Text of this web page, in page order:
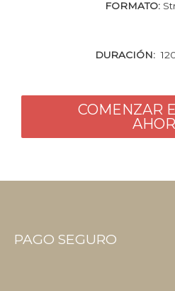
FORMATO:
DURACIÓN:
COMENZAR
PAGO SEGURO